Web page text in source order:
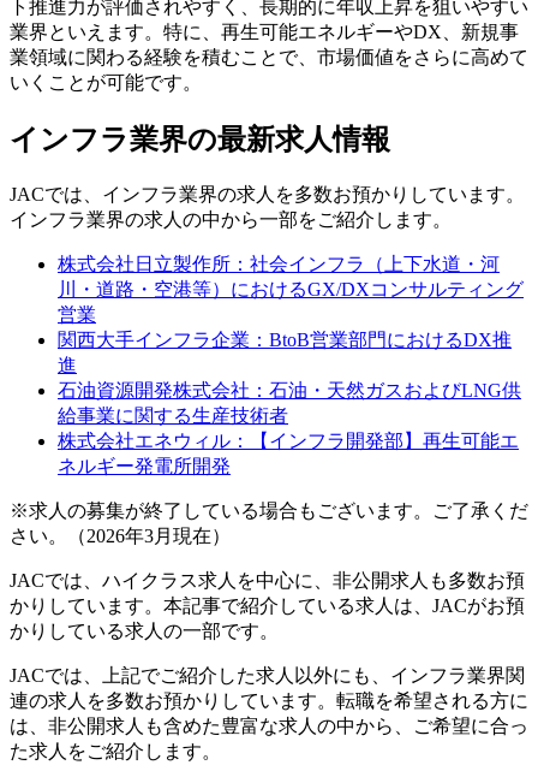
ト推進力が評価されやすく、長期的に年収上昇を狙いやすい
業界といえます。特に、再生可能エネルギーやDX、新規事
業領域に関わる経験を積むことで、市場価値をさらに高めて
いくことが可能です。
インフラ業界の最新求人情報
JACでは、インフラ業界の求人を多数お預かりしています。
インフラ業界の求人の中から一部をご紹介します。
株式会社日立製作所：社会インフラ（上下水道・河
川・道路・空港等）におけるGX/DXコンサルティング
営業
関西大手インフラ企業：BtoB営業部門におけるDX推
進
石油資源開発株式会社：石油・天然ガスおよびLNG供
給事業に関する生産技術者
株式会社エネウィル：【インフラ開発部】再生可能エ
ネルギー発電所開発
※求人の募集が終了している場合もございます。ご了承くだ
さい。（2026年3月現在）
JACでは、ハイクラス求人を中心に、非公開求人も多数お預
かりしています。本記事で紹介している求人は、JACがお預
かりしている求人の一部です。
JACでは、上記でご紹介した求人以外にも、インフラ業界関
連の求人を多数お預かりしています。転職を希望される方に
は、非公開求人も含めた豊富な求人の中から、ご希望に合っ
た求人をご紹介します。